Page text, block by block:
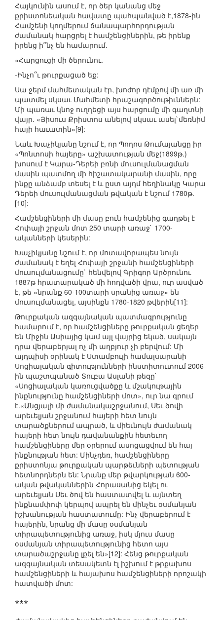
Հայկունին ասում է, որ ծեր կանանց մեջ
քրիստոնեական հավատը պահպանված է,1878-ին
Համշենի կողմերում ճանապարհորդության
ժամանակ հարցրել է համշենցիներին, թե իրենք
իրենց ի՞նչ են համարում.
«Հարցուցի մի ծերունու.
-Ինչո՞ւ թուրքացած եք:
Սա ջերմ մահմետական էր, խոժոր դէմքով մի առ մի
պատմել սկսաւ Մահմետի հրաշագործութիւններն:
Մի պառաւ կնոջ ուղղեցի այս հարցումը մի գաղտնի
վայր. «Յիսուս Քրիստոս անելով սկսաւ ասել`մեռնիմ
հայի հաւատին»[9]:
Նաև Խաչիկյանը նշում է, որ Պողոս Թումայանցը իր
«Պոնտոսի հայերը» աշխատության մեջ(1899թ.)
խոսում է Կարա-Դերեի բռնի մուսուլմանացման
մասին պատմող մի հիշատակարանի մասին, որը
ինքը անձամբ տեսել է և ըստ այդմ հեղինակը Կարա
Դերեի մուսուլմանացման թվական է նշում 1780թ.
[10]:
Համշենցիների մի մասը բուն համշենից գաղթել է
Հոփայի շրջան մոտ 250 տարի առաջ` 1700-
ականների կեսերին:
Խաչիկյանը նշում է, որ մոտավորապես նույն
ժամանակ է եղել Հոփայի շրջանի համշենցիների
մուսուլմանացումը` հենվելով Գրիգոր Արծրունու
1887թ հրատարակած մի հոդվածի վրա, ուր ասված
է, թե «նրանք 60-100տարի սրանից առաջ» են
մուսուլմանացել, այսինքն 1780-1820 թվերին[11]:
Թուրքական ազգայնական պատմագրությունը
համարում է, որ համշենցիները թուրքական ցեղեր
են Միջին Ասիայից կամ այլ վայրից եկած, սակայն
դրա վերաբերյալ ոչ մի աղբյուր չի բերվում: Մի
այդպիսի օրինակ է Ստամբուլի համալսարանի
Սոցիալական գիտությունների ինստիտուտում 2006-
ին պաշտպանած Տուբա Ասլանի թեզը`
«Սոցիալական կառուցվածքը և մշակութային
ինքնությունը համշենցիների մոտ», ուր նա գրում
է.«Անցյալի մի ժամանակաշրջանում, Սեւ ծովի
արեւելյան շրջանում հայերի հետ նույն
տարածքներում ապրած, և միեւնույն ժամանակ
հայերի հետ նույն դավանանքին հետեւող
համշենցիները մեր օրերում ասոցացվում են հայ
ինքնության հետ: Մինչդեռ, համշենցիները
քրիստոնյա թուրքական պարթեւների պետության
հետնորդներն են: Նրանք մեր թվարկության 600-
ական թվականներին Հորասանից եկել ու
արեւելյան Սեւ ծով են հաստատվել և այնտեղ
ինքնամփոփ կերպով ապրել են մինչեւ օսմանյան
իշխանության հաստատումը: Ինչ վերաբերում է
հայերին, նրանց մի մասը օսմանյան
տիրապետությունից առաջ, իսկ մյուս մասը
օսմանյան տիրապետությունից հետո այս
տարածաշրջանը լքել են»[12]: Հենց թուրքական
ազգայնական տեսակետն էլ իշխում է թրքախոս
համշենցիների և հայախոս համշենցիների որոշակի
հատվածի մոտ:
***